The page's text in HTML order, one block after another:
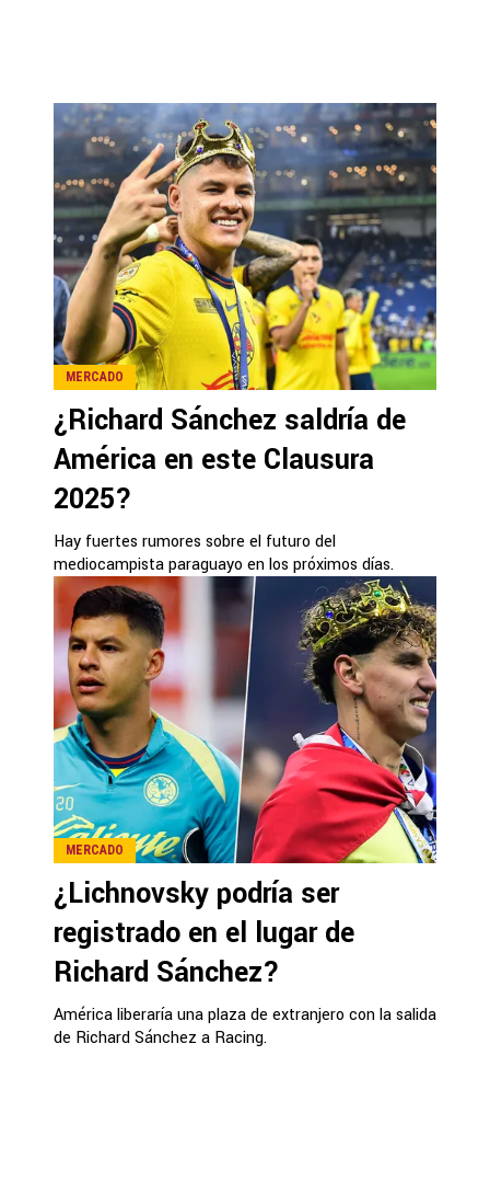
MERCADO
¿Richard Sánchez saldría de
América en este Clausura
2025?
Hay fuertes rumores sobre el futuro del
mediocampista paraguayo en los próximos días.
MERCADO
¿Lichnovsky podría ser
registrado en el lugar de
Richard Sánchez?
América liberaría una plaza de extranjero con la salida
de Richard Sánchez a Racing.